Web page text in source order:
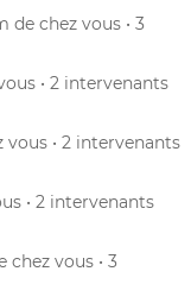
de chez vous • 3
• 2 intervenants
vous • 2 intervenants
• 2 intervenants
chez vous • 3